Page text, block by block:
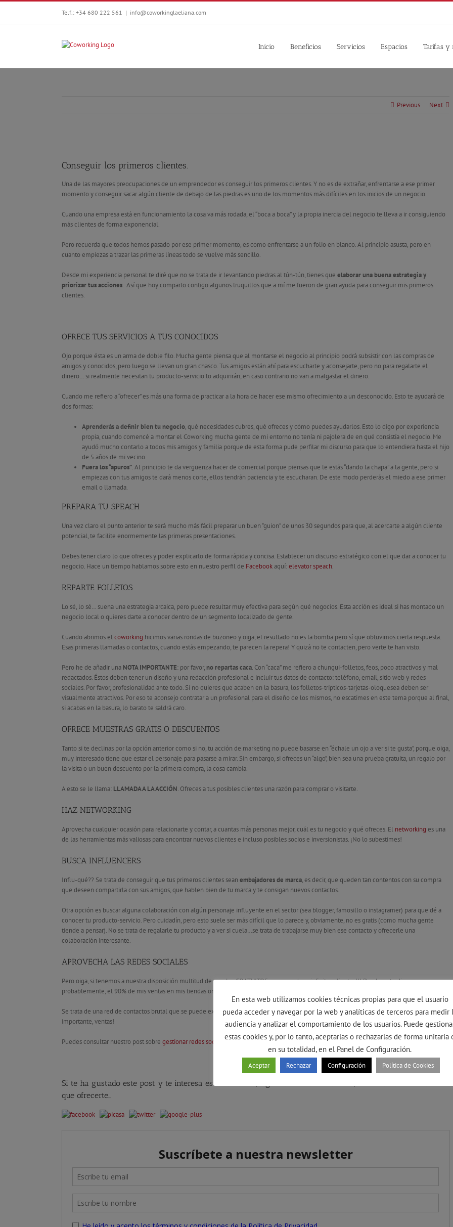
Telf.: +34 680 222 561 | info@coworkinglaeliana.com
Inicio Beneficios Servicios Espacios Tarifas y
Previous Next
Conseguir los primeros clientes.
Una de las mayores preocupaciones de un emprendedor es conseguir los primeros clientes. Y no es de extrañar, enfrentarse a ese primer
momento y conseguir sacar algún cliente de debajo de las piedras es uno de los momentos más difíciles en los inicios de un negocio.
Cuando una empresa está en funcionamiento la cosa va más rodada, el “boca a boca” y la propia inercia del negocio te lleva a ir consiguiendo
más clientes de forma exponencial.
Pero recuerda que todos hemos pasado por ese primer momento, es como enfrentarse a un folio en blanco. Al principio asusta, pero en
cuanto empiezas a trazar las primeras líneas todo se vuelve más sencillo.
Desde mi experiencia personal te diré que no se trata de ir levantando piedras al tún-tún, tienes que elaborar una buena estrategia y
priorizar tus acciones. Así que hoy comparto contigo algunos truquillos que a mí me fueron de gran ayuda para conseguir mis primeros
clientes.
OFRECE TUS SERVICIOS A TUS CONOCIDOS
Ojo porque ésta es un arma de doble filo. Mucha gente piensa que al montarse el negocio al principio podrá subsistir con las compras de
amigos y conocidos, pero luego se llevan un gran chasco. Tus amigos están ahí para escucharte y aconsejarte, pero no para regalarte el
dinero… si realmente necesitan tu producto-servicio lo adquirirán, en caso contrario no van a malgastar el dinero.
Cuando me refiero a “ofrecer” es más una forma de practicar a la hora de hacer ese mismo ofrecimiento a un desconocido. Esto te ayudará de
dos formas:
Aprenderás a definir bien tu negocio, qué necesidades cubres, qué ofreces y cómo puedes ayudarlos. Esto lo digo por experiencia
propia, cuando comencé a montar el Coworking mucha gente de mi entorno no tenía ni pajolera de en qué consistía el negocio. Me
ayudó mucho contarlo a todos mis amigos y familia porque de esta forma pude perfilar mi discurso para que lo entendiera hasta el hijo
de 5 años de mi vecino.
Fuera los “apuros”. Al principio te da vergüenza hacer de comercial porque piensas que le estás “dando la chapa” a la gente, pero si
empiezas con tus amigos te dará menos corte, ellos tendrán paciencia y te escucharan. De este modo perderás el miedo a ese primer
email o llamada.
PREPARA TU SPEACH
Una vez claro el punto anterior te será mucho más fácil preparar un buen “guion” de unos 30 segundos para que, al acercarte a algún cliente
potencial, te facilite enormemente las primeras presentaciones.
Debes tener claro lo que ofreces y poder explicarlo de forma rápida y concisa. Establecer un discurso estratégico con el que dar a conocer tu
negocio. Hace un tiempo hablamos sobre esto en nuestro perfil de Facebookaquí:elevator speach.
REPARTE FOLLETOS
Lo sé, lo sé… suena una estrategia arcaica, pero puede resultar muy efectiva para según qué negocios. Esta acción es ideal si has montado un
negocio local o quieres darte a conocer dentro de un segmento localizado de gente.
Cuando abrimos elcoworking hicimos varias rondas de buzoneo y oiga, el resultado no es la bomba pero sí que obtuvimos cierta respuesta.
Esas primeras llamadas o contactos, cuando estás empezando, te parecen la repera! Y quizá no te contacten, pero verte te han visto.
Pero he de añadir una NOTA IMPORTANTE: por favor, no repartas caca. Con “caca” me refiero a chungui-folletos, feos, poco atractivos y mal
redactados. Éstos deben tener un diseño y una redacción profesional e incluir tus datos de contacto: teléfono, email, sitio web y redes
sociales. Por favor, profesionalidad ante todo. Si no quieres que acaben en la basura, los folletos-trípticos-tarjetas-oloquesea deben ser
visualmente atractivos. Por eso te aconsejo contratar a un profesional para el diseño de los mismos, no escatimes en este tema porque al final,
si acabas en la basura, lo barato te saldrá caro.
OFRECE MUESTRAS GRATIS O DESCUENTOS
Tanto si te declinas por la opción anterior como si no, tu acción de marketing no puede basarse en “échale un ojo a ver si te gusta”, porque oiga,
muy interesado tiene que estar el personaje para pasarse a mirar. Sin embargo, si ofreces un “algo”, bien sea una prueba gratuita, un regalo por
la visita o un buen descuento por la primera compra, la cosa cambia.
A esto se le llama: LLAMADA A LA ACCIÓN. Ofreces a tus posibles clientes una razón para comprar o visitarte.
HAZ NETWORKING
Aprovecha cualquier ocasión para relacionarte y contar, a cuantas más personas mejor, cuál es tu negocio y qué ofreces. El networking es una
de las herramientas más valiosas para encontrar nuevos clientes e incluso posibles socios e inversionistas. ¡No lo subestimes!
BUSCA INFLUENCERS
Influ-qué?? Se trata de conseguir que tus primeros clientes sean embajadores de marca, es decir, que queden tan contentos con su compra
que deseen compartirla con sus amigos, que hablen bien de tu marca y te consigan nuevos contactos.
Otra opción es buscar alguna colaboración con algún personaje influyente en el sector (sea blogger, famosillo o instagramer) para que dé a
conocer tu producto-servicio. Pero cuidadín, pero esto suele ser más difícil que lo parece y, obviamente, no es gratis (como mucha gente
tiende a pensar). No se trata de regalarle tu producto y a ver si cuela…se trata de trabajarse muy bien ese contacto y ofrecerle una
colaboración interesante.
APROVECHA LAS REDES SOCIALES
Pero oiga, si tenemos a nuestra disposición multitud de canales GRATUITOS para acceder a infinitos clientes!!! Desde ya te digo que, muy
probablemente, el 90% de mis ventas en mis tiendas online son a través de las redes sociales.
Se trata de una red de contactos brutal que se puede exprimir de muchísimas formas. Trabájalas bien y pronto obtendrás resultados y, lo más
importante, ventas!
Puedes consultar nuestro post sobre gestionar redes socialespara aprender algunos truquillos para manejarlas con soltura.
Si te ha gustado este post y te interesa este contenido, síguenos en redes sociales, allí tenemos mucho más
que ofrecerte…
En esta web utilizamos cookies técnicas propias para que el usuario
pueda acceder y navegar por la web y analíticas de terceros para medir
audiencia y analizar el comportamiento de los usuarios. Puede
estas cookies y, por lo tanto, aceptarlas o rechazarlas de forma unitaria
en su totalidad, en el Panel de Configuración.
Aceptar Rechazar Configuración Política de Cookies